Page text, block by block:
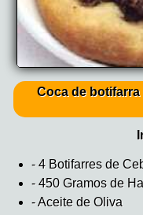
Coca de
- 4 Botifarres de
- 450 Gramos de
- Aceite de Oliva